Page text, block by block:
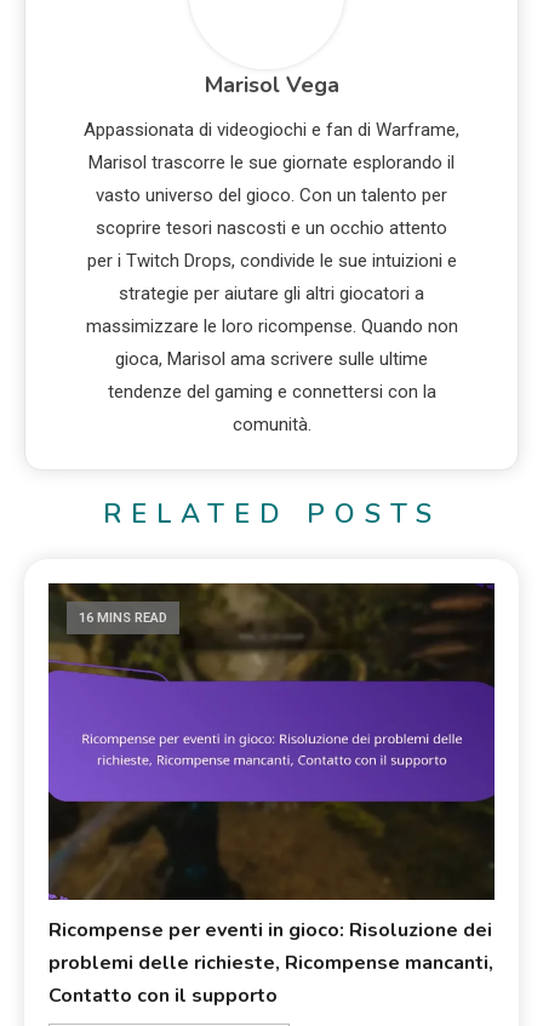
Marisol Vega
Appassionata di videogiochi e fan di Warframe,
Marisol trascorre le sue giornate esplorando il
vasto universo del gioco. Con un talento per
scoprire tesori nascosti e un occhio attento
per i Twitch Drops, condivide le sue intuizioni e
strategie per aiutare gli altri giocatori a
massimizzare le loro ricompense. Quando non
gioca, Marisol ama scrivere sulle ultime
tendenze del gaming e connettersi con la
comunità.
RELATED POSTS
16 MINS READ
Ricompense per eventi in gioco: Risoluzione dei
problemi delle richieste, Ricompense mancanti,
Contatto con il supporto